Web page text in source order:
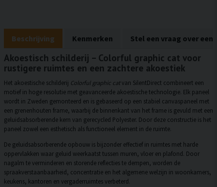
Beschrijving Kenmerken Stel een vraag over een
Akoestisch schilderij – Colorful graphic cat voor
rustigere ruimtes en een zachtere akoestiek
Het akoestische schilderij Colorful graphic catvan SilentDirect combineert een
motief in hoge resolutie met geavanceerde akoestische technologie. Elk paneel
wordt in Zweden gemonteerd en is gebaseerd op een stabiel canvaspaneel met
een grenenhouten frame, waarbij de binnenkant van het frame is gevuld met een
geluidsabsorberende kern van gerecycled Polyester. Door deze constructie is het
paneel zowel een esthetisch als functioneel element in de ruimte.
De geluidsabsorberende opbouw is bijzonder effectief in ruimtes met harde
oppervlakken waar geluid weerkaatst tussen muren, vloer en plafond. Door
nagalm te verminderen en storende reflecties te dempen, worden de
spraakverstaanbaarheid, concentratie en het algemene welzijn in woonkamers,
keukens, kantoren en vergaderruimtes verbeterd.